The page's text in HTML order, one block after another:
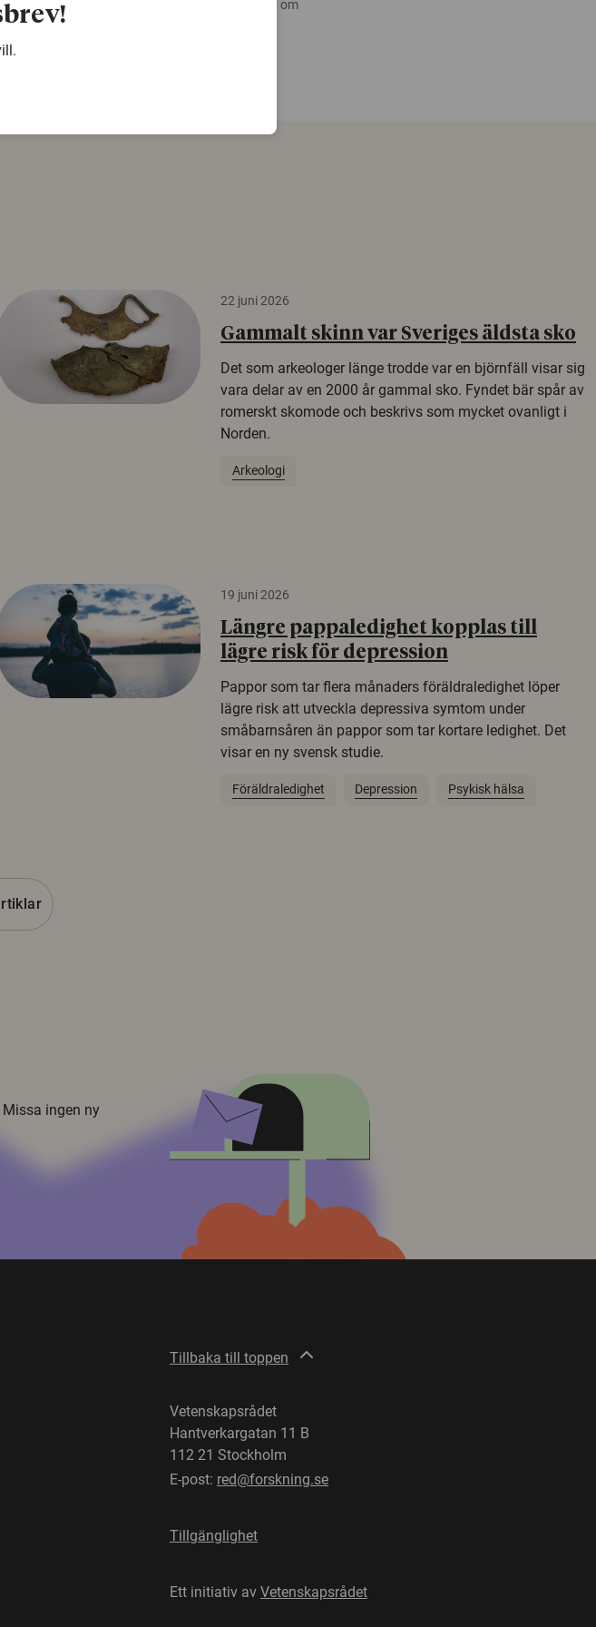
år gammal och det kan finnas nyare forskning om
vår sökfunktion!
22 juni 2026
Gammalt skinn var Sveriges äldsta sko
Det som arkeologer länge trodde var en björnfäll visar sig
vara delar av en 2000 år gammal sko. Fyndet bär spår av
romerskt skomode och beskrivs som mycket ovanligt i
Norden.
Arkeologi
19 juni 2026
Längre pappaledighet kopplas till
lägre risk för depression
Pappor som tar flera månaders föräldraledighet löper
lägre risk att utveckla depressiva symtom under
småbarnsåren än pappor som tar kortare ledighet. Det
visar en ny svensk studie.
Föräldraledighet Depression Psykisk hälsa
ingen ny
Tillbaka till toppen
Vetenskapsrådet
Hantverkargatan 11 B
112 21 Stockholm
E-post: red@forskning.se
Tillgänglighet
Ett initiativ av Vetenskapsrådet